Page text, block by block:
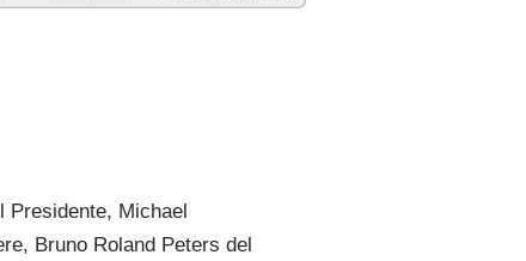
Presidente, Michael
Bruno Roland Peters del